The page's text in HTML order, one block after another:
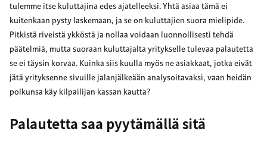
tulemme itse kuluttajina edes ajatelleeksi. Yhtä asiaa tämä ei
kuitenkaan pysty laskemaan, ja se on kuluttajien suora mielipide.
Pitkistä riveistä ykköstä ja nollaa voidaan luonnollisesti tehdä
päätelmiä, mutta suoraan kuluttajalta yritykselle tulevaa palautetta
se ei täysin korvaa. Kuinka siis kuulla myös ne asiakkaat, jotka eivät
jätä yrityksenne sivuille jalanjälkeään analysoitavaksi, vaan heidän
polkunsa käy kilpailijan kassan kautta?
Palautetta saa pyytämällä sitä